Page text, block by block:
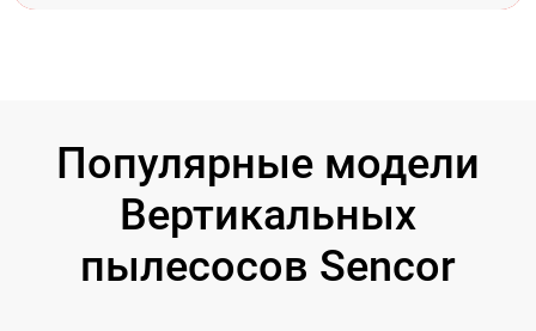
Популярные модели
Вертикальных
пылесосов Sencor